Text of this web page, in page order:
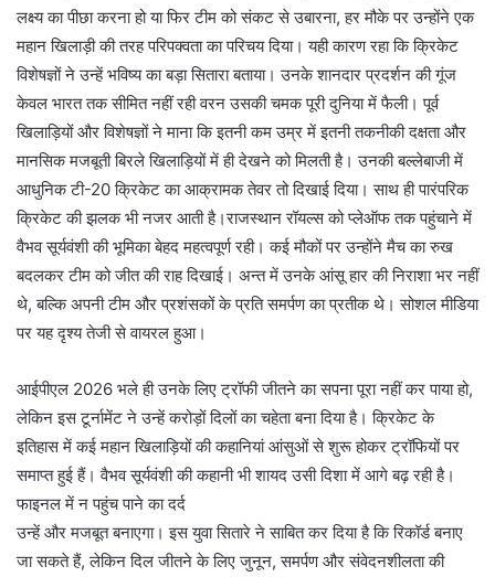
लक्ष्य का पीछा करना हो या फिर टीम को संकट से उबारना, हर मौके पर उन्होंने एक
महान खिलाड़ी की तरह परिपक्वता का परिचय दिया। यही कारण रहा कि क्रिकेट
विशेषज्ञों ने उन्हें भविष्य का बड़ा सितारा बताया। उनके शानदार प्रदर्शन की गूंज
केवल भारत तक सीमित नहीं रही वरन उसकी चमक पूरी दुनिया में फैली। पूर्व
खिलाड़ियों और विशेषज्ञों ने माना कि इतनी कम उम्र में इतनी तकनीकी दक्षता और
मानसिक मजबूती बिरले खिलाड़ियों में ही देखने को मिलती है। उनकी बल्लेबाजी में
आधुनिक टी-20 क्रिकेट का आक्रामक तेवर तो दिखाई दिया। साथ ही पारंपरिक
क्रिकेट की झलक भी नजर आती है।राजस्थान रॉयल्स को प्लेऑफ तक पहुंचाने में
वैभव सूर्यवंशी की भूमिका बेहद महत्वपूर्ण रही। कई मौकों पर उन्होंने मैच का रुख
बदलकर टीम को जीत की राह दिखाई। अन्त में उनके आंसू हार की निराशा भर नहीं
थे, बल्कि अपनी टीम और प्रशंसकों के प्रति समर्पण का प्रतीक थे। सोशल मीडिया
पर यह दृश्य तेजी से वायरल हुआ।
आईपीएल 2026 भले ही उनके लिए ट्रॉफी जीतने का सपना पूरा नहीं कर पाया हो,
लेकिन इस टूर्नामेंट ने उन्हें करोड़ों दिलों का चहेता बना दिया है। क्रिकेट के
इतिहास में कई महान खिलाड़ियों की कहानियां आंसुओं से शुरू होकर ट्रॉफियों पर
समाप्त हुई हैं। वैभव सूर्यवंशी की कहानी भी शायद उसी दिशा में आगे बढ़ रही है।
फाइनल में न पहुंच पाने का दर्द
उन्हें और मजबूत बनाएगा। इस युवा सितारे ने साबित कर दिया है कि रिकॉर्ड बनाए
जा सकते हैं, लेकिन दिल जीतने के लिए जुनून, समर्पण और संवेदनशीलता की